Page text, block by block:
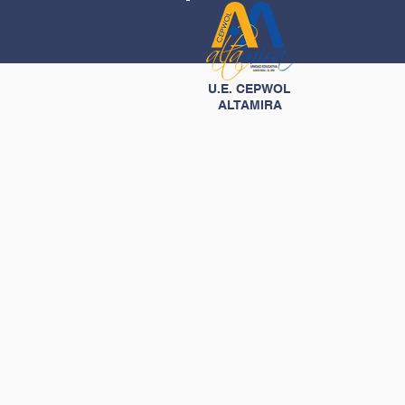
U.E. CEPWOL
ALTAMIRA